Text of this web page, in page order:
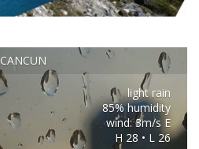
CANCUN
light rain
85% humidity
wind: 3m/s E
H 28 • L 26